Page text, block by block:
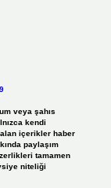
veya şahıs
kendi
alan içerikler haber
paylaşım
tamamen
niteliği